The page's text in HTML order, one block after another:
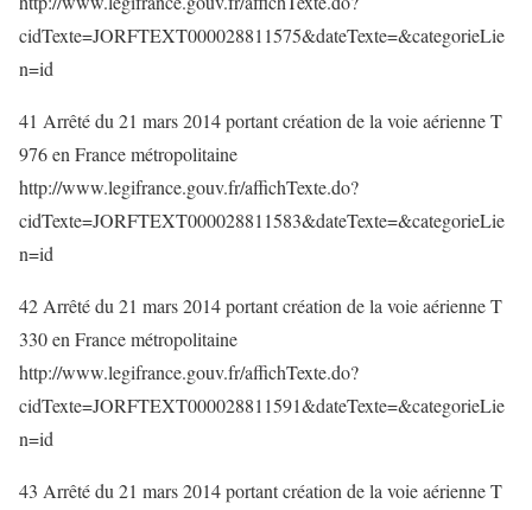
cidTexte=JORFTEXT000028811575&dateTexte=&categorieLie
n=id
41 Arrêté du 21 mars 2014 portant création de la voie aérienne T
976 en France métropolitaine
http://www.legifrance.gouv.fr/affichTexte.do?
cidTexte=JORFTEXT000028811583&dateTexte=&categorieLie
n=id
42 Arrêté du 21 mars 2014 portant création de la voie aérienne T
330 en France métropolitaine
http://www.legifrance.gouv.fr/affichTexte.do?
cidTexte=JORFTEXT000028811591&dateTexte=&categorieLie
n=id
43 Arrêté du 21 mars 2014 portant création de la voie aérienne T